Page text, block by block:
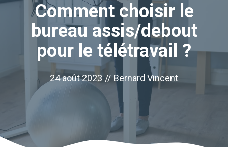
Comment choisir le
bureau assis/debout
pour le télétravail ?
24 août 2023 // Bernard Vincent